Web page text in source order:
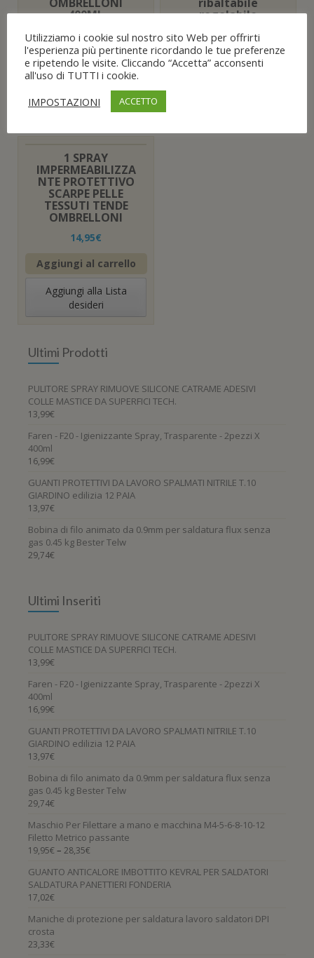
400ML
23,87€
Aggiungi al carrello
Aggiungi alla Lista
desideri
regolabile
27,17€
Aggiungi al carrello
1 SPRAY
IMPERMEABILIZZA
NTE PROTETTIVO
SCARPE PELLE
TESSUTI TENDE
OMBRELLONI
14,95€
Aggiungi al carrello
Aggiungi alla Lista
desideri
Ultimi Prodotti
PULITORE SPRAY RIMUOVE SILICONE CATRAME ADESIVI
COLLE MASTICE DA SUPERFICI TECH.
13,99€
Faren - F20 - Igienizzante Spray, Trasparente - 2pezzi X
400ml
16,99€
GUANTI PROTETTIVI DA LAVORO SPALMATI NITRILE T.10
GIARDINO edilizia 12 PAIA
13,97€
Bobina di filo animato da 0.9mm per saldatura flux senza
gas 0.45 kg Bester Telw
29,74€
Ultimi Inseriti
PULITORE SPRAY RIMUOVE SILICONE CATRAME ADESIVI
COLLE MASTICE DA SUPERFICI TECH.
13,99€
Faren - F20 - Igienizzante Spray, Trasparente - 2pezzi X
400ml
16,99€
GUANTI PROTETTIVI DA LAVORO SPALMATI NITRILE T.10
GIARDINO edilizia 12 PAIA
13,97€
Bobina di filo animato da 0.9mm per saldatura flux senza
gas 0.45 kg Bester Telw
29,74€
Maschio Per Filettare a mano e macchina M4-5-6-8-10-12
Filetto Metrico passante
19,95€ – 28,35€
GUANTO ANTICALORE IMBOTTITO KEVRAL PER SALDATORI
SALDATURA PANETTIERI FONDERIA
17,02€
Maniche di protezione per saldatura lavoro saldatori DPI
crosta
23,33€
Utilizziamo i cookie sul nostro sito Web per offrirti
l'esperienza più pertinente ricordando le tue preferenze
e ripetendo le visite. Cliccando “Accetta” acconsenti
all'uso di TUTTI i cookie.
IMPOSTAZIONI
ACCETTO